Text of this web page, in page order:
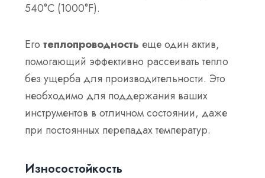
540°C (1000°F).
Еготеплопроводность еще один актив,
помогающий эффективно рассеивать тепло
без ущерба для производительности. Это
необходимо для поддержания ваших
инструментов в отличном состоянии, даже
при постоянных перепадах температур.
Износостойкость